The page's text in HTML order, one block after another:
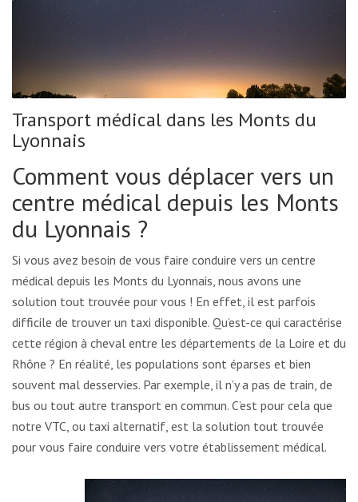
Transport médical dans les Monts du
Lyonnais
Comment vous déplacer vers un
centre médical depuis les Monts
du Lyonnais ?
Si vous avez besoin de vous faire conduire vers un centre
médical depuis les Monts du Lyonnais, nous avons une
solution tout trouvée pour vous ! En effet, il est parfois
difficile de trouver un taxi disponible. Qu’est-ce qui caractérise
cette région à cheval entre les départements de la Loire et du
Rhône ? En réalité, les populations sont éparses et bien
souvent mal desservies. Par exemple, il n’y a pas de train, de
bus ou tout autre transport en commun. C’est pour cela que
notre VTC, ou taxi alternatif, est la solution tout trouvée
pour vous faire conduire vers votre établissement médical.